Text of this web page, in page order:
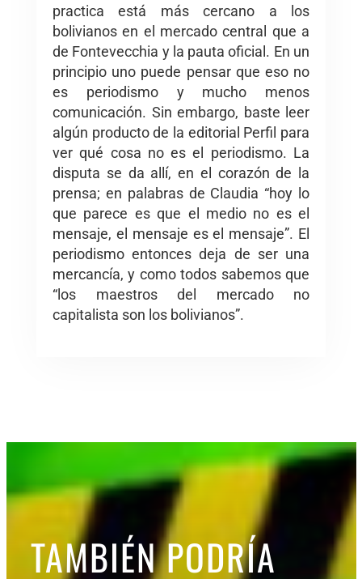
practica está más cercano a los
bolivianos en el mercado central que a
de Fontevecchia y la pauta oficial. En un
principio uno puede pensar que eso no
es periodismo y mucho menos
comunicación. Sin embargo, baste leer
algún producto de la editorial Perfil para
ver qué cosa no es el periodismo. La
disputa se da allí, en el corazón de la
prensa; en palabras de Claudia “hoy lo
que parece es que el medio no es el
mensaje, el mensaje es el mensaje”. El
periodismo entonces deja de ser una
mercancía, y como todos sabemos que
“los maestros del mercado no
capitalista son los bolivianos”.
TAMBIÉN PODRÍA